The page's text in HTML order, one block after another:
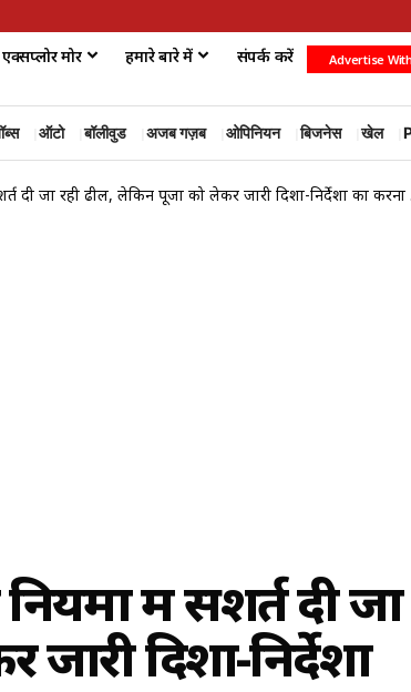
एक्सप्लोर मोर हमारे बारे में संपर्क करें Advertise
ऑटो बॉलीवुड अजब गज़ब ओपिनियन बिजनेस खेल
रही ढील, लेकिन पूजा को लेकर जारी दिशा-निर्देशों का करना होगा अनुपालन
में सशर्त दी जा
दिशा-निर्देशों